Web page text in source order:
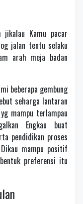
jikalau Kamu pacar
jalan tentu selaku
arah meja badan
beberapa gembung
seharga lantaran
mampu terlampau
Engkau buat
pendidikan proses
mampu positif
preferensi itu